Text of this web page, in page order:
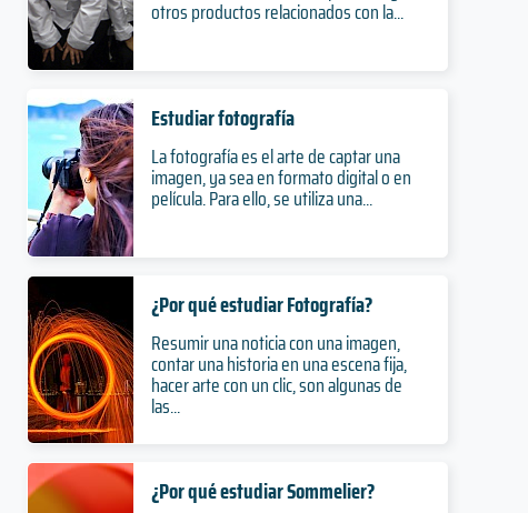
otros productos relacionados con la...
Estudiar fotografía
La fotografía es el arte de captar una
imagen, ya sea en formato digital o en
película. Para ello, se utiliza una...
¿Por qué estudiar Fotografía?
Resumir una noticia con una imagen,
contar una historia en una escena fija,
hacer arte con un clic, son algunas de
las...
¿Por qué estudiar Sommelier?